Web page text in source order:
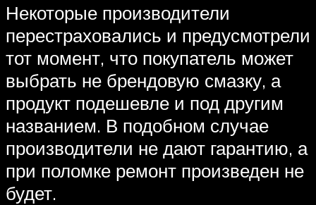
Некоторые производители
перестраховались и предусмотрели
тот момент, что покупатель может
выбрать не брендовую смазку, а
продукт подешевле и под другим
названием. В подобном случае
производители не дают гарантию, а
при поломке ремонт произведен не
будет.